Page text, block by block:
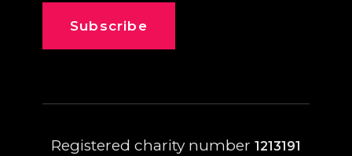
Registered charity number 1213191